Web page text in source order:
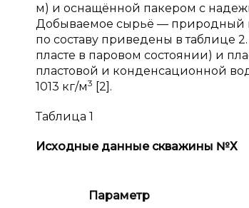
м) и оснащённой пакером с
Добываемое сырьё — природный
по составу приведены в таблице
пласте в паровом состоянии) и
пластовой и конденсационной
1013 кг/м3 [2].
Таблица 1
Исходные данные скважины №Х
Параметр